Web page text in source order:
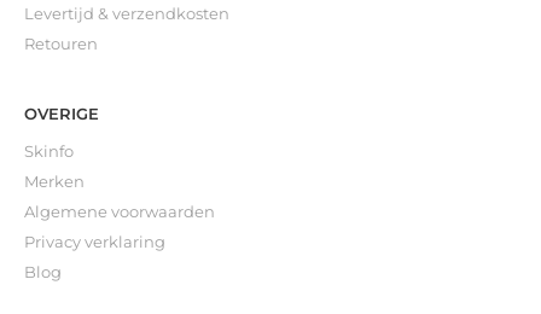
Levertijd & verzendkosten
Retouren
OVERIGE
Skinfo
Merken
Algemene voorwaarden
Privacy verklaring
Blog